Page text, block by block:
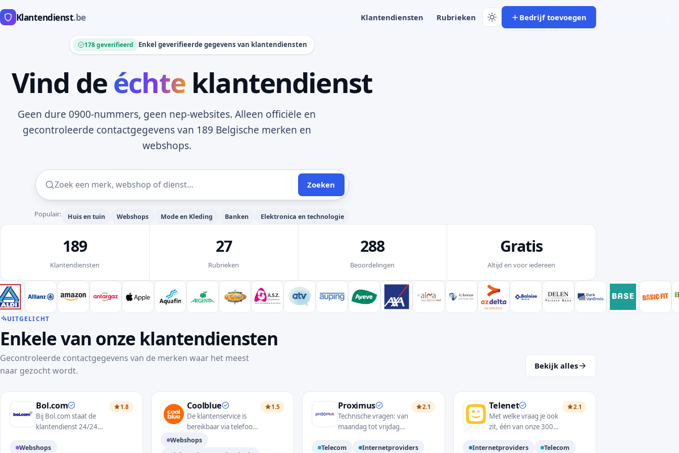
Klantendienst.be Klantendiensten Rubrieken Bedrijf toevoegen
178 geverifieerd Enkel geverifieerde gegevens van klantendiensten
Vind deéchteklantendienst
Geen dure 0900-nummers, geen nep-websites. Alleen officiële en
gecontroleerde contactgegevens van 189 Belgische merken en
webshops.
Zoeken
Populair: Huis en tuin Webshops Mode en Kleding Banken Elektronica en technologie
189
Klantendiensten
27
Rubrieken
288
Beoordelingen
Gratis
Altijd en voor iedereen
UITGELICHT
Enkele van onze klantendiensten
Gecontroleerde contactgegevens van de merken waar het meest
naar gezocht wordt.
Bekijk alles
Bol.com
Bij Bol.com staat de
klantendienst 24/24
deze op vele manieren
1.8
Webshops
Coolblue
De klantenservice is
bereikbaar via telefoon,
via e-mail, Twitter en
1.5
Webshops
Proximus
Technische vragen: van
maandag tot vrijdag
zaterdag, zondag &
2.1
Telecom Internetproviders
Telenet
Met welke vraag je ook
zit, één van onze 3000
je het antwoord vindt.
2.1
Internetproviders Telecom